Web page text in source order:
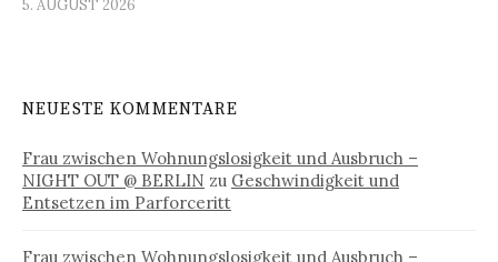
5. AUGUST 2026
NEUESTE KOMMENTARE
Frau zwischen Wohnungslosigkeit und Ausbruch –
NIGHT OUT @ BERLIN zu Geschwindigkeit und
Entsetzen im Parforceritt
Frau zwischen Wohnungslosigkeit und Ausbruch –